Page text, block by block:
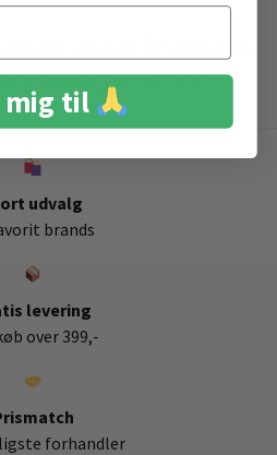
med Balmain
Giftset
udvalg
brands
levering
over 399,-
forhandler
mig til